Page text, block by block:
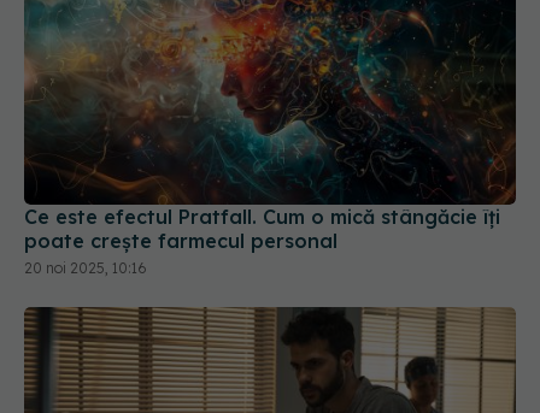
Ce este efectul Pratfall. Cum o mică stângăcie îți
poate crește farmecul personal
20 noi 2025, 10:16